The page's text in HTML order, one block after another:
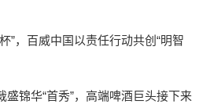
”，百威中国以责任行动共创“明智
盛锦华“首秀”，高端啤酒巨头接下来